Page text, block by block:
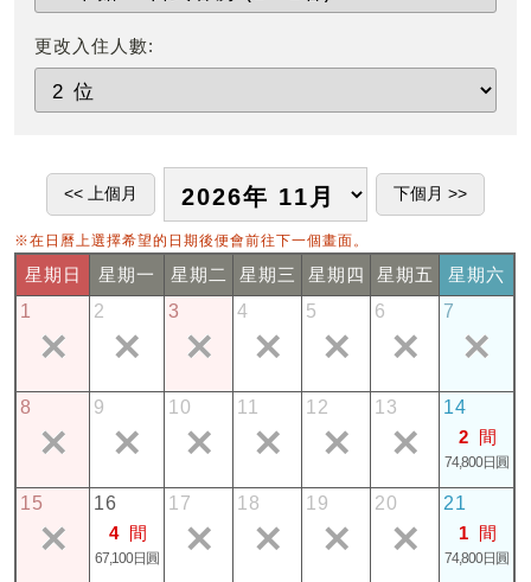
更改入住人數:
※在日曆上選擇希望的日期後便會前往下一個畫面。
星期日 星期一 星期二 星期三 星期四 星期五
星期六
1
2 3 4 5 6 7
8 9 10 11 12 13
14
2 間
74,800日圓
15
16
4 間
67,100日圓
17 18 19 20
21
1 間
74,800日圓